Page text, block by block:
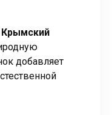
добавляет